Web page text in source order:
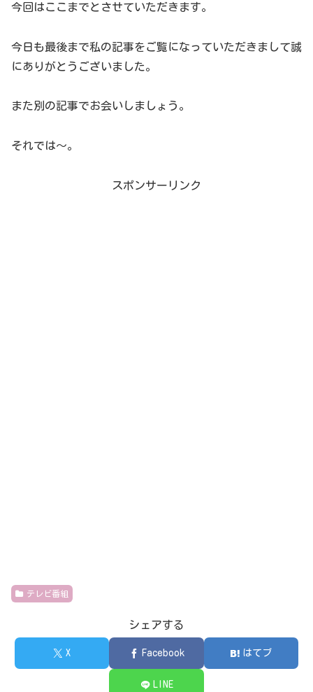
今回はここまでとさせていただきます。
今日も最後まで私の記事をご覧になっていただきまして誠
にありがとうございました。
また別の記事でお会いしましょう。
それでは～。
スポンサーリンク
テレビ番組
シェアする
X Facebook はてブ
LINE